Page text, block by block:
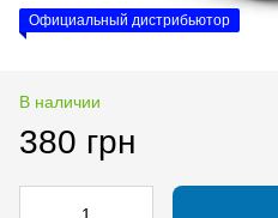
Официальный дистрибьютор
В наличии
380 грн